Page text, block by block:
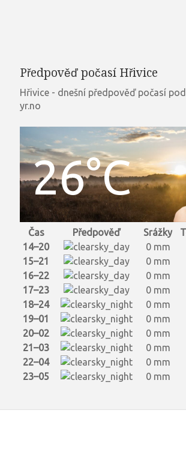
Předpověď počasí Hřivice
Hřivice - dnešní předpověď počasí
yr.no
26°C
Čas Předpověď Srážky
14–20
0 mm
15–21
0 mm
16–22
0 mm
17–23
0 mm
18–24
0 mm
19–01
0 mm
20–02
0 mm
21–03
0 mm
22–04
0 mm
23–05
0 mm